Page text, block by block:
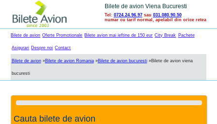
Bilete de avion Viena Bucuresti
Tel: 0724.24.96.97sau 031.080.90.50
numar cu tarif normal, apelabil din orice retea
Bilete de avion Oferte Promotionale Bilete avion mai ieftine de 150 eur City Break Pachete
Asigurari Despre noi Contact
Bilete de avion»Bilete de avion Romania»Bilete de avion bucuresti»Bilete de avion viena
bucuresti
Cauta bilete de avion